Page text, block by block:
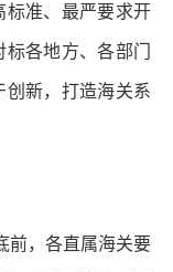
准、最严要求开
各地方、各部门
创新，打造海关系
，各直属海关要